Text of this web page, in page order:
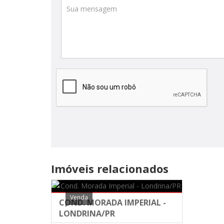
Imóveis relacionados
Venda
COND. MORADA IMPERIAL -
LONDRINA/PR